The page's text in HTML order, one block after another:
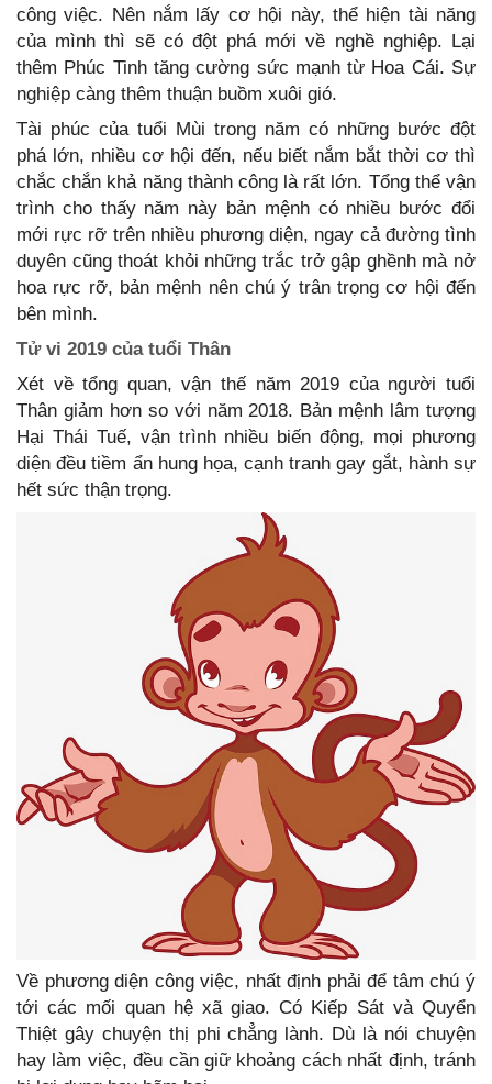
công việc. Nên nắm lấy cơ hội này, thể hiện tài năng
của mình thì sẽ có đột phá mới về nghề nghiệp. Lại
thêm Phúc Tinh tăng cường sức mạnh từ Hoa Cái. Sự
nghiệp càng thêm thuận buồm xuôi gió.
Tài phúc của tuổi Mùi trong năm có những bước đột
phá lớn, nhiều cơ hội đến, nếu biết nắm bắt thời cơ thì
chắc chắn khả năng thành công là rất lớn. Tổng thể vận
trình cho thấy năm này bản mệnh có nhiều bước đổi
mới rực rỡ trên nhiều phương diện, ngay cả đường tình
duyên cũng thoát khỏi những trắc trở gập ghềnh mà nở
hoa rực rỡ, bản mệnh nên chú ý trân trọng cơ hội đến
bên mình.
Tử vi 2019 của tuổi Thân
Xét về tổng quan, vận thế năm 2019 của người tuổi
Thân giảm hơn so với năm 2018. Bản mệnh lâm tượng
Hại Thái Tuế, vận trình nhiều biến động, mọi phương
diện đều tiềm ẩn hung họa, cạnh tranh gay gắt, hành sự
hết sức thận trọng.
Về phương diện công việc, nhất định phải để tâm chú ý
tới các mối quan hệ xã giao. Có Kiếp Sát và Quyển
Thiệt gây chuyện thị phi chẳng lành. Dù là nói chuyện
hay làm việc, đều cần giữ khoảng cách nhất định, tránh